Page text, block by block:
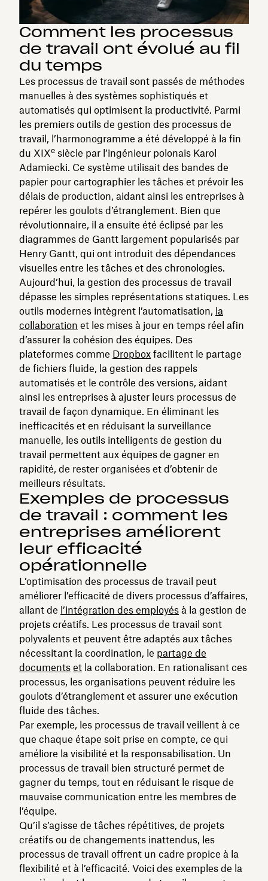
Comment les processus
de travail ont évolué au fil
du temps
Les processus de travail sont passés de méthodes
manuelles à des systèmes sophistiqués et
automatisés qui optimisent la productivité. Parmi
les premiers outils de gestion des processus de
travail, l’harmonogramme a été développé à la fin
du XIXe siècle par l’ingénieur polonais Karol
Adamiecki. Ce système utilisait des bandes de
papier pour cartographier les tâches et prévoir les
délais de production, aidant ainsi les entreprises à
repérer les goulots d’étranglement. Bien que
révolutionnaire, il a ensuite été éclipsé par les
diagrammes de Gantt largement popularisés par
Henry Gantt, qui ont introduit des dépendances
visuelles entre les tâches et des chronologies.
Aujourd’hui, la gestion des processus de travail
dépasse les simples représentations statiques. Les
outils modernes intègrent l’automatisation, la
collaboration et les mises à jour en temps réel afin
d’assurer la cohésion des équipes. Des
plateformes comme Dropbox facilitent le partage
de fichiers fluide, la gestion des rappels
automatisés et le contrôle des versions, aidant
ainsi les entreprises à ajuster leurs processus de
travail de façon dynamique. En éliminant les
inefficacités et en réduisant la surveillance
manuelle, les outils intelligents de gestion du
travail permettent aux équipes de gagner en
rapidité, de rester organisées et d’obtenir de
meilleurs résultats.
Exemples de processus
de travail : comment les
entreprises améliorent
leur efficacité
opérationnelle
L’optimisation des processus de travail peut
améliorer l’efficacité de divers processus d’affaires,
allant de l’intégration des employés à la gestion de
projets créatifs. Les processus de travail sont
polyvalents et peuvent être adaptés aux tâches
nécessitant la coordination, le partage de
documents et la collaboration. En rationalisant ces
processus, les organisations peuvent réduire les
goulots d’étranglement et assurer une exécution
fluide des tâches.
Par exemple, les processus de travail veillent à ce
que chaque étape soit prise en compte, ce qui
améliore la visibilité et la responsabilisation. Un
processus de travail bien structuré permet de
gagner du temps, tout en réduisant le risque de
mauvaise communication entre les membres de
l’équipe.
Qu’il s’agisse de tâches répétitives, de projets
créatifs ou de changements inattendus, les
processus de travail offrent un cadre propice à la
flexibilité et à l’efficacité. Voici des exemples de la